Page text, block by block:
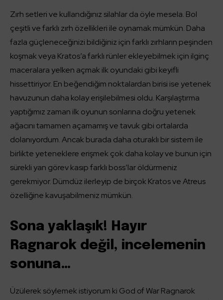
Zırh setleri ve kullandığınız silahlar da öyle mesela. Bol
çeşitli ve farklı zırh özellikleri ile oynamak mümkün. Daha
fazla güçleneceğinizi bildiğiniz için farklı zırhların peşinden
koşmak veya Kratos’a farklı rünler ekleyebilmek için ilginç
maceralara yelken açmak ilk oyundaki gibi keyifli
hissettiriyor. En beğendiğim noktalardan birisi ise yetenek
havuzunun daha kolay erişilebilmesi oldu. Karşılaştırma
yaptığımız zaman ilk oyunun sonlarına doğru yetenek
ağacını tamamen açamamış ve tavuk gibi ortalarda
dolanıyordum. Ancak burada daha oturaklı bir sistem ile
birlikte yeteneklere erişmek çok daha kolay ve bunun için
sürekli yan görev kasıp farklı boss’lar öldürmeniz
gerekmiyor. Dümdüz ilerleyip de birçok Kratos ve Atreus
özelliğine kavuşabilmeniz mümkün.
Sona yaklaşık! Hayır
Ragnarok değil, incelemenin
sonuna…
Üzülerek söylemek istiyorum ki God of War Ragnarok